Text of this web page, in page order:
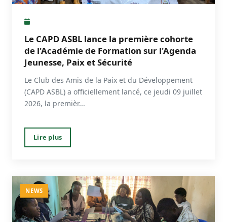
Le CAPD ASBL lance la première cohorte
de l'Académie de Formation sur l'Agenda
Jeunesse, Paix et Sécurité
Le Club des Amis de la Paix et du Développement
(CAPD ASBL) a officiellement lancé, ce jeudi 09 juillet
2026, la premièr...
Lire plus
NEWS